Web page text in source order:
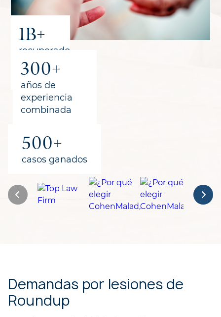
1B+
recuperado
para los
clientes
300+
años de
experiencia
combinada
500+
casos ganados
Demandas por lesiones de
Roundup